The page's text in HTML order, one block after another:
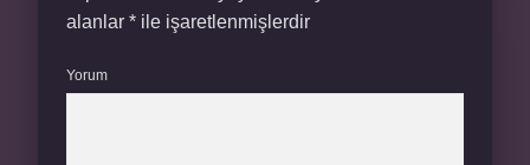
alanlar * ile işaretlenmişlerdir
Yorum